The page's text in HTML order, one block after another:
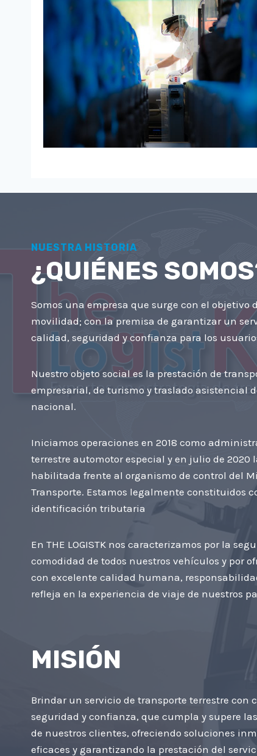
NUESTRA HISTORIA
¿QUIÉNES
Somos una empresa que surge con el objetivo
movilidad; con la premisa de garantizar un
calidad, seguridad y confianza para los
Nuestro objeto social es la prestación de
empresarial, de turismo y traslado asistencial
nacional.
Iniciamos operaciones en 2018 como
terrestre automotor especial y en julio de 2020
habilitada frente al organismo de control del
Transporte. Estamos legalmente constituidos
identificación tributaria
En THE LOGISTK nos caracterizamos por la
comodidad de todos nuestros vehículos y por
con excelente calidad humana,
refleja en la experiencia de viaje de nuestros
MISIÓN
Brindar un servicio de transporte terrestre con
seguridad y confianza, que cumpla y supere
de nuestros clientes, ofreciendo soluciones
eficaces y garantizando la prestación del